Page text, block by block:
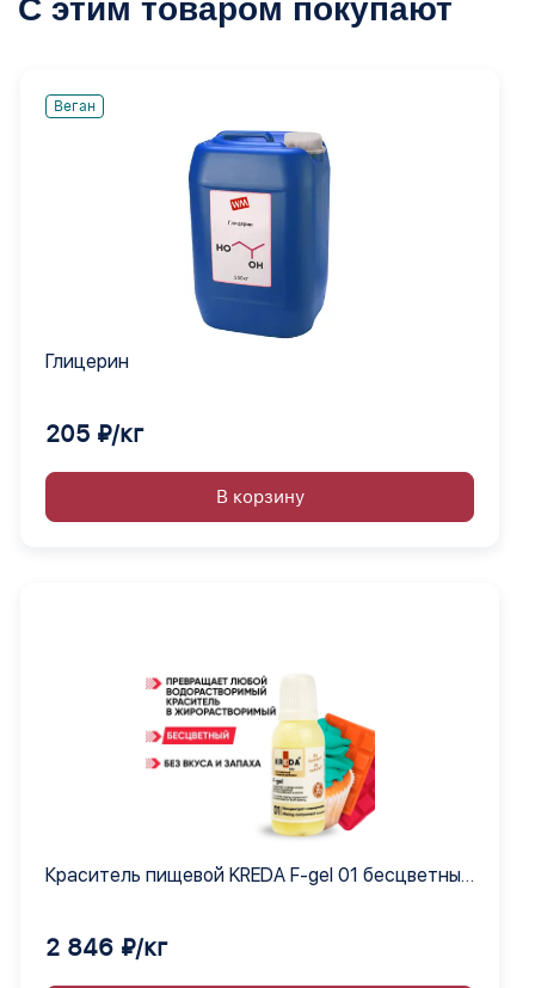
С этим товаром покупают
Веган
Глицерин
205 ₽/кг
В корзину
Краситель пищевой KREDA F-gel 01 бесцветный
2 846 ₽/кг